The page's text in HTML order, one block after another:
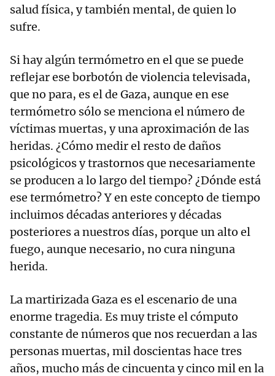
salud física, y también mental, de quien lo
sufre.
Si hay algún termómetro en el que se puede
reflejar ese borbotón de violencia televisada,
que no para, es el de Gaza, aunque en ese
termómetro sólo se menciona el número de
víctimas muertas, y una aproximación de las
heridas. ¿Cómo medir el resto de daños
psicológicos y trastornos que necesariamente
se producen a lo largo del tiempo? ¿Dónde está
ese termómetro? Y en este concepto de tiempo
incluimos décadas anteriores y décadas
posteriores a nuestros días, porque un alto el
fuego, aunque necesario, no cura ninguna
herida.
La martirizada Gaza es el escenario de una
enorme tragedia. Es muy triste el cómputo
constante de números que nos recuerdan a las
personas muertas, mil doscientas hace tres
años, mucho más de cincuenta y cinco mil en la